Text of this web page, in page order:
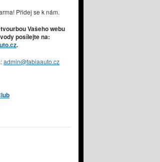
Přidej se k nám.
Vašeho webu
posílejte na:
.
admin@fabiaauto.cz